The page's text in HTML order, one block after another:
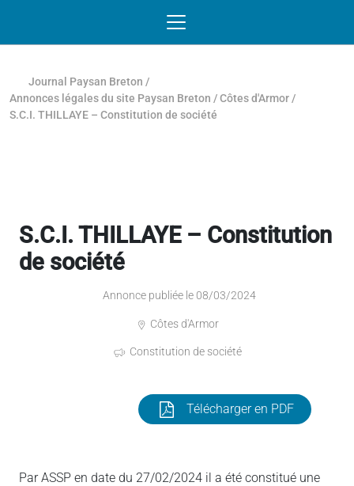
Journal Paysan Breton /
Annonces légales du site Paysan Breton /Côtes d'Armor /
S.C.I. THILLAYE – Constitution de société
S.C.I. THILLAYE – Constitution
de société
Annonce publiée le 08/03/2024
Côtes d'Armor
Constitution de société
Télécharger en PDF
Par ASSP en date du 27/02/2024 il a été constitué une